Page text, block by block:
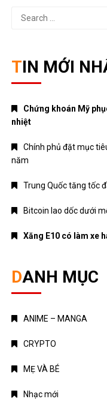
Search
TIN MỚI
Chứng khoán Mỹ
nhiệt
Chính phủ đặt mục
năm
Trung Quốc tăng tốc
Bitcoin lao dốc dưới
Xăng E10 có làm xe
DANH MỤC
ANIME – MANGA
CRYPTO
MẸ VÀ BÉ
Nhạc mới